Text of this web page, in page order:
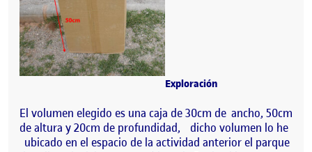
Exploración
El volumen elegido es una caja de 30cm de ancho, 50cm
de altura y 20cm de profundidad, dicho volumen lo he
ubicado en el espacio de la actividad anterior el parque